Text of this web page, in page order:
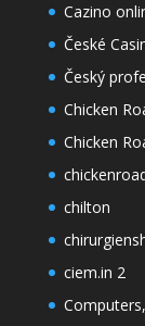
Cazino
České
Český
Chicken
Chicken
chilton
ciem.in 2